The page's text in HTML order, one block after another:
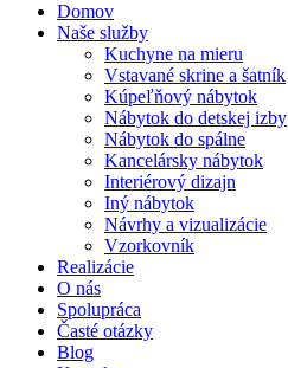
Domov
Naše služby
Kuchyne na mieru
Vstavané skrine a šatník
Kúpeľňový nábytok
Nábytok do detskej izby
Nábytok do spálne
Kancelársky nábytok
Interiérový dizajn
Iný nábytok
Návrhy a vizualizácie
Vzorkovník
Realizácie
O nás
Spolupráca
Časté otázky
Blog